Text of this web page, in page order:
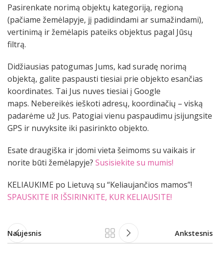
Pasirenkate norimą objektų kategoriją, regioną
(pačiame žemėlapyje, jį padidindami ar sumažindami),
vertinimą ir žemėlapis pateiks objektus pagal Jūsų
filtrą.
Didžiausias patogumas Jums, kad suradę norimą
objektą, galite paspausti tiesiai prie objekto esančias
koordinates. Tai Jus nuves tiesiai į Google
maps. Nebereikės ieškoti adresų, koordinačių – viską
padarėme už Jus. Patogiai vienu paspaudimu įsijungsite
GPS ir nuvyksite iki pasirinkto objekto.
Esate draugiška ir įdomi vieta šeimoms su vaikais ir
norite būti žemėlapyje? Susisiekite su mumis!
KELIAUKIME po Lietuvą su “Keliaujančios mamos”!
SPAUSKITE IR IŠSIRINKITE, KUR KELIAUSITE!
Naujesnis Ankstesnis